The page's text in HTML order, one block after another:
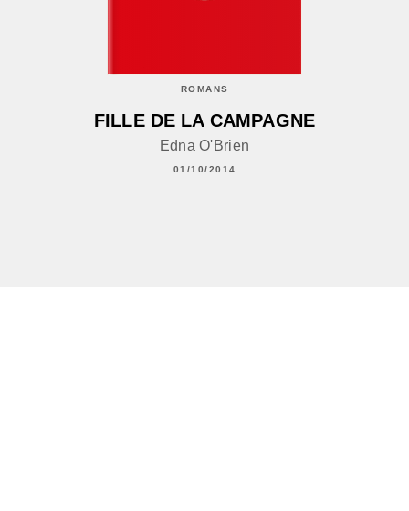
ROMANS
FILLE DE LA CAMPAGNE
Edna O'Brien
01/10/2014